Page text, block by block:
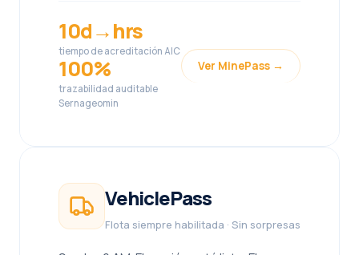
10d→hrs
tiempo de acreditación AIC
100%
trazabilidad auditable
Sernageomin
Ver MinePass →
VehiclePass
Flota siempre habilitada · Sin sorpresas